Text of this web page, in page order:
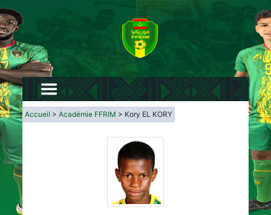
Accueil >Académie FFRIM > Kory EL KORY